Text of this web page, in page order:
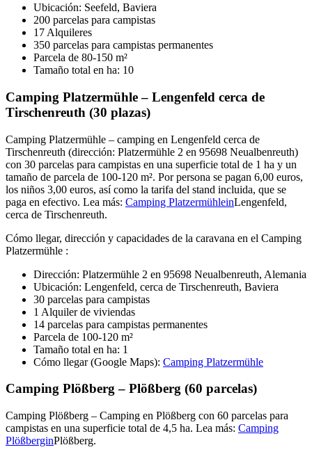
Ubicación: Seefeld, Baviera
200 parcelas para campistas
17 Alquileres
350 parcelas para campistas permanentes
Parcela de 80-150 m²
Tamaño total en ha: 10
Camping Platzermühle – Lengenfeld cerca de
Tirschenreuth (30 plazas)
Camping Platzermühle – camping en Lengenfeld cerca de
Tirschenreuth (dirección: Platzermühle 2 en 95698 Neualbenreuth)
con 30 parcelas para campistas en una superficie total de 1 ha y un
tamaño de parcela de 100-120 m². Por persona se pagan 6,00 euros,
los niños 3,00 euros, así como la tarifa del stand incluida, que se
paga en efectivo. Lea más: Camping PlatzermühleinLengenfeld,
cerca de Tirschenreuth.
Cómo llegar, dirección y capacidades de la caravana en el Camping
Platzermühle :
Dirección: Platzermühle 2 en 95698 Neualbenreuth, Alemania
Ubicación: Lengenfeld, cerca de Tirschenreuth, Baviera
30 parcelas para campistas
1 Alquiler de viviendas
14 parcelas para campistas permanentes
Parcela de 100-120 m²
Tamaño total en ha: 1
Cómo llegar (Google Maps): Camping Platzermühle
Camping Plößberg – Plößberg (60 parcelas)
Camping Plößberg – Camping en Plößberg con 60 parcelas para
campistas en una superficie total de 4,5 ha. Lea más: Camping
PlößberginPlößberg.